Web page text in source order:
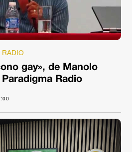
RADIO
gay», de Manolo
Radio